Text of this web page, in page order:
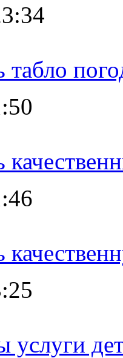
табло
услуги